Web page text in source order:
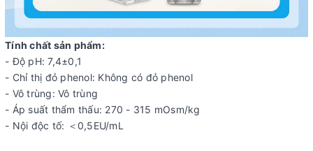
Tính chất sản phẩm:
- Độ pH: 7,4±0,1
- Chỉ thị đỏ phenol: Không có đỏ phenol
- Vô trùng: Vô trùng
- Áp suất thẩm thấu: 270 - 315 mOsm/kg
- Nội độc tố: ＜0,5EU/mL